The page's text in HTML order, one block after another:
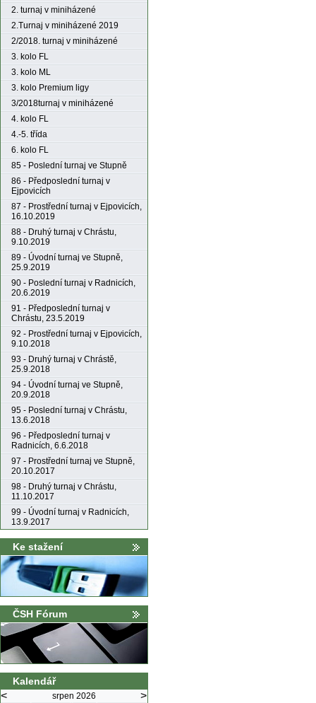
2. turnaj v miniházené
2.Turnaj v miniházené 2019
2/2018. turnaj v miniházené
3. kolo FL
3. kolo ML
3. kolo Premium ligy
3/2018turnaj v miniházené
4. kolo FL
4.-5. třída
6. kolo FL
85 - Poslední turnaj ve Stupně
86 - Předposlední turnaj v
Ejpovicích
87 - Prostřední turnaj v Ejpovicích,
16.10.2019
88 - Druhý turnaj v Chrástu,
9.10.2019
89 - Úvodní turnaj ve Stupně,
25.9.2019
90 - Poslední turnaj v Radnicích,
20.6.2019
91 - Předposlední turnaj v
Chrástu, 23.5.2019
92 - Prostřední turnaj v Ejpovicích,
9.10.2018
93 - Druhý turnaj v Chrástě,
25.9.2018
94 - Úvodní turnaj ve Stupně,
20.9.2018
95 - Poslední turnaj v Chrástu,
13.6.2018
96 - Předposlední turnaj v
Radnicích, 6.6.2018
97 - Prostřední turnaj ve Stupně,
20.10.2017
98 - Druhý turnaj v Chrástu,
11.10.2017
99 - Úvodní turnaj v Radnicích,
13.9.2017
Ke stažení
ČSH Fórum
Kalendář
< srpen 2026 >